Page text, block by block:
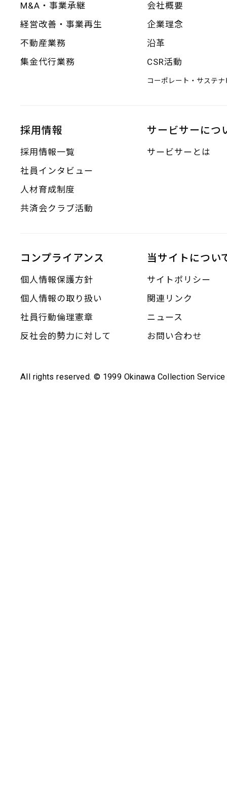
M&A・事業承継
経営改善・事業再生
不動産業務
集金代行業務
会社概要
企業理念
沿革
CSR活動
コーポレート・サステナ
採用情報
採用情報一覧
社員インタビュー
人材育成制度
共済会クラブ活動
サービサーにつ
サービサーとは
コンプライアンス
個人情報保護方針
個人情報の取り扱い
社員行動倫理憲章
反社会的勢力に対して
当サイトについ
サイトポリシー
関連リンク
ニュース
お問い合わせ
All rights reserved. © 1999 Okinawa Collection Service